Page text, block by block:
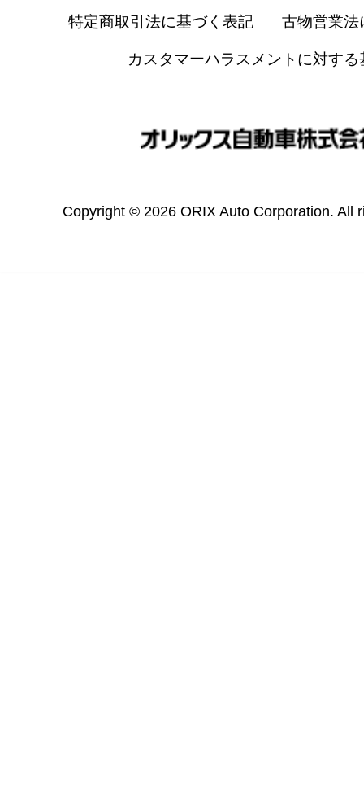
特定商取引法に基づく表記 古物営業法
カスタマーハラスメントに対する
Copyright © 2026 ORIX Auto Corporation. All